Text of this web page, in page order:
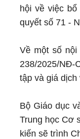
hội về việc
quyết số 71 -
Về một số
238/2025/NĐ-
tập và giá
Bộ Giáo dục
Trung học Cơ
kiến sẽ trình